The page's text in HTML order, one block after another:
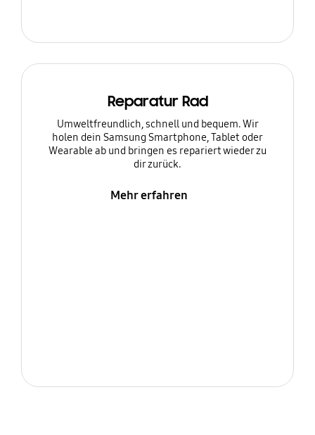
Reparatur Rad
Umweltfreundlich, schnell und bequem. Wir
holen dein Samsung Smartphone, Tablet oder
Wearable ab und bringen es repariert wieder zu
dir zurück.
Mehr erfahren